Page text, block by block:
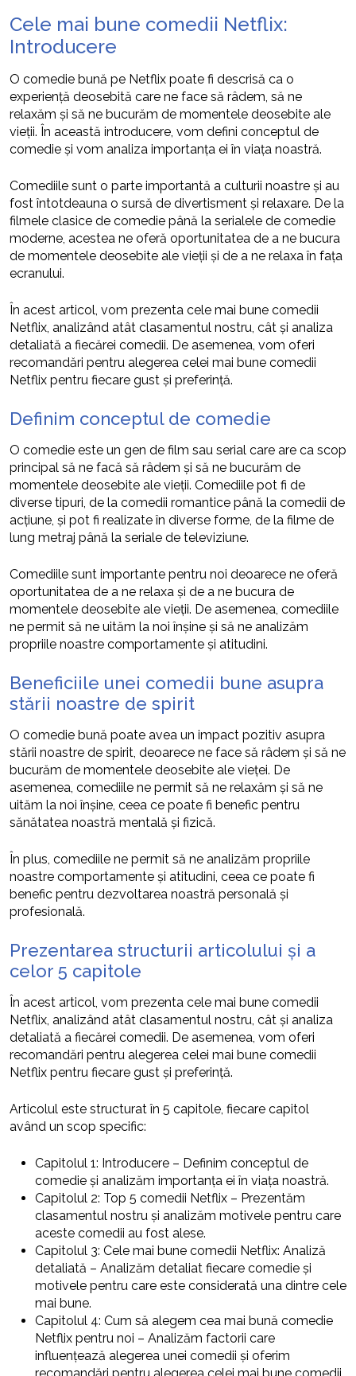
Cele mai bune comedii Netflix:
Introducere
O comedie bună pe Netflix poate fi descrisă ca o
experiență deosebită care ne face să râdem, să ne
relaxăm și să ne bucurăm de momentele deosebite ale
vieții. În această introducere, vom defini conceptul de
comedie și vom analiza importanța ei în viața noastră.
Comediile sunt o parte importantă a culturii noastre și au
fost întotdeauna o sursă de divertisment și relaxare. De la
filmele clasice de comedie până la serialele de comedie
moderne, acestea ne oferă oportunitatea de a ne bucura
de momentele deosebite ale vieții și de a ne relaxa în fața
ecranului.
În acest articol, vom prezenta cele mai bune comedii
Netflix, analizând atât clasamentul nostru, cât și analiza
detaliată a fiecărei comedii. De asemenea, vom oferi
recomandări pentru alegerea celei mai bune comedii
Netflix pentru fiecare gust și preferință.
Definim conceptul de comedie
O comedie este un gen de film sau serial care are ca scop
principal să ne facă să râdem și să ne bucurăm de
momentele deosebite ale vieții. Comediile pot fi de
diverse tipuri, de la comedii romantice până la comedii de
acțiune, și pot fi realizate în diverse forme, de la filme de
lung metraj până la seriale de televiziune.
Comediile sunt importante pentru noi deoarece ne oferă
oportunitatea de a ne relaxa și de a ne bucura de
momentele deosebite ale vieții. De asemenea, comediile
ne permit să ne uităm la noi înșine și să ne analizăm
propriile noastre comportamente și atitudini.
Beneficiile unei comedii bune asupra
stării noastre de spirit
O comedie bună poate avea un impact pozitiv asupra
stării noastre de spirit, deoarece ne face să râdem și să ne
bucurăm de momentele deosebite ale vieței. De
asemenea, comediile ne permit să ne relaxăm și să ne
uităm la noi înșine, ceea ce poate fi benefic pentru
sănătatea noastră mentală și fizică.
În plus, comediile ne permit să ne analizăm propriile
noastre comportamente și atitudini, ceea ce poate fi
benefic pentru dezvoltarea noastră personală și
profesională.
Prezentarea structurii articolului și a
celor 5 capitole
În acest articol, vom prezenta cele mai bune comedii
Netflix, analizând atât clasamentul nostru, cât și analiza
detaliată a fiecărei comedii. De asemenea, vom oferi
recomandări pentru alegerea celei mai bune comedii
Netflix pentru fiecare gust și preferință.
Articolul este structurat în 5 capitole, fiecare capitol
având un scop specific:
Capitolul 1: Introducere – Definim conceptul de
comedie și analizăm importanța ei în viața noastră.
Capitolul 2: Top 5 comedii Netflix – Prezentăm
clasamentul nostru și analizăm motivele pentru care
aceste comedii au fost alese.
Capitolul 3: Cele mai bune comedii Netflix: Analiză
detaliată – Analizăm detaliat fiecare comedie și
motivele pentru care este considerată una dintre cele
mai bune.
Capitolul 4: Cum să alegem cea mai bună comedie
Netflix pentru noi – Analizăm factorii care
influențează alegerea unei comedii și oferim
recomandări pentru alegerea celei mai bune comedii